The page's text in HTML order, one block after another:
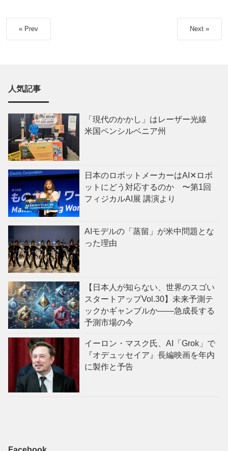
« Prev Next »
人気記事
「現代のかかし」はレーザー光線
米国ペンシルベニア州
日本のロボットメーカーはAI✕ロボ
ットにどう対応するのか 〜第1回
フィジカルAI展 講演より
AIモデルの「蒸留」が米中問題とな
った理由
【日本人が知らない、世界のスゴい
スタートアップVol.30】未来予測テ
ックかギャンブルか——急成長する
予測市場の今
イーロン・マスク氏、AI「Grok」で
『オデュッセイア』長編映画を年内
に製作と予告